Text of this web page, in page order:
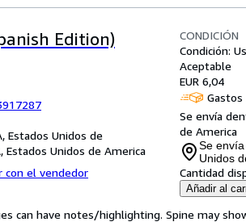
Edition)
Estados Unidos de
Estados Unidos de America
con el vendedor
CONDICIÓN
Condición:
Aceptable
EUR 6,04
Se envía
de America
Se
Unidos
Cantidad
Añadir al
can have notes/highlighting. Spine may